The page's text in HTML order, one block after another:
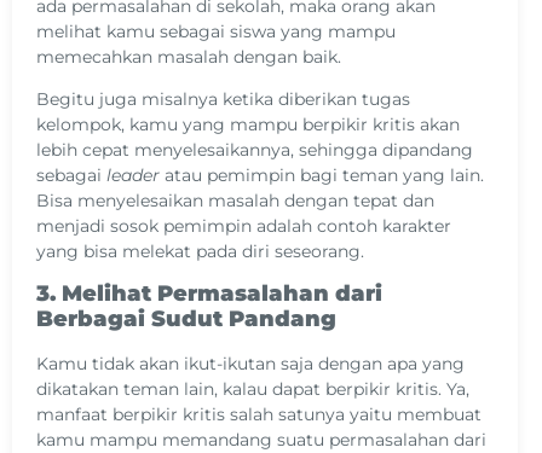
ada permasalahan di sekolah, maka orang akan
melihat kamu sebagai siswa yang mampu
memecahkan masalah dengan baik.
Begitu juga misalnya ketika diberikan tugas
kelompok, kamu yang mampu berpikir kritis akan
lebih cepat menyelesaikannya, sehingga dipandang
sebagai leader atau pemimpin bagi teman yang lain.
Bisa menyelesaikan masalah dengan tepat dan
menjadi sosok pemimpin adalah contoh karakter
yang bisa melekat pada diri seseorang.
3. Melihat Permasalahan dari
Berbagai Sudut Pandang
Kamu tidak akan ikut-ikutan saja dengan apa yang
dikatakan teman lain, kalau dapat berpikir kritis. Ya,
manfaat berpikir kritis salah satunya yaitu membuat
kamu mampu memandang suatu permasalahan dari